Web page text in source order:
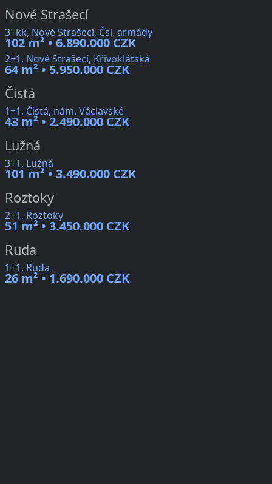
Nové Strašecí
3+kk, Nové Strašecí, Čsl. armády
102 m² • 6.890.000 CZK
2+1, Nové Strašecí, Křivoklátská
64 m² • 5.950.000 CZK
Čistá
1+1, Čistá, nám. Václavské
43 m² • 2.490.000 CZK
Lužná
3+1, Lužná
101 m² • 3.490.000 CZK
Roztoky
2+1, Roztoky
51 m² • 3.450.000 CZK
Ruda
1+1, Ruda
26 m² • 1.690.000 CZK